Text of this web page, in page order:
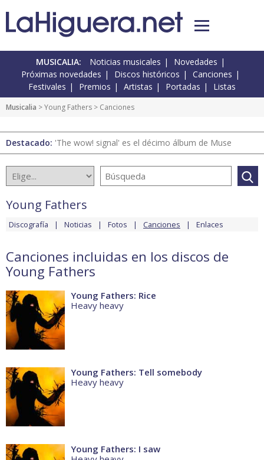
MUSICALIA: Noticias musicales
Novedades
Próximas novedades
Discos históricos
Canciones
Festivales
Premios Artistas Portadas Listas
Musicalia >Young Fathers > Canciones
Destacado: 'The wow! signal' es el décimo álbum de Muse
Young Fathers
Discografía Noticias Fotos Canciones Enlaces
Canciones incluidas en los discos de
Young Fathers
Young Fathers: Rice
Heavy heavy
Young Fathers: Tell somebody
Heavy heavy
Young Fathers: I saw